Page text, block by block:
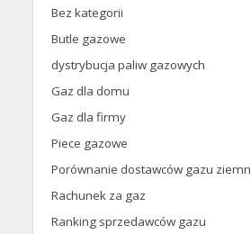
Bez kategorii
Butle gazowe
dystrybucja paliw gazowych
Gaz dla domu
Gaz dla firmy
Piece gazowe
Porównanie dostawców gazu
Rachunek za gaz
Ranking sprzedawców gazu